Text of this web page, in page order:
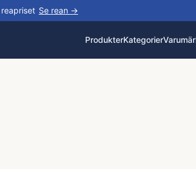
Se rean →
ProdukterKategorier